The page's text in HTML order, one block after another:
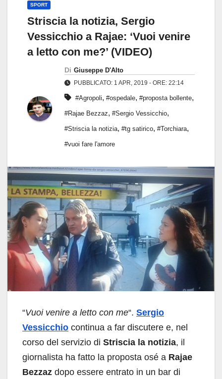
SPORT
Striscia la notizia, Sergio
Vessicchio a Rajae: ‘Vuoi venire
a letto con me?’ (VIDEO)
Di Giuseppe D'Alto
PUBBLICATO: 1 APR, 2019 - ORE: 22:14
#Agropoli, #ospedale, #proposta bollente,
#Rajae Bezzaz, #Sergio Vessicchio,
#Striscia la notizia, #tg satirico, #Torchiara,
#vuoi fare l'amore
“Vuoi venire a letto con me“. Sergio
Vessicchio continua a far discutere e, nel
corso del servizio di Striscia la notizia, il
giornalista ha fatto la proposta osé a Rajae
Bezzaz dopo essere entrato in un bar di